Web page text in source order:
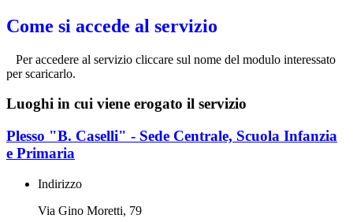
Come si accede al servizio
Per accedere al servizio cliccare sul nome del modulo interessato
per scaricarlo.
Luoghi in cui viene erogato il servizio
Plesso "B. Caselli" - Sede Centrale, Scuola Infanzia
e Primaria
Indirizzo
Via Gino Moretti, 79